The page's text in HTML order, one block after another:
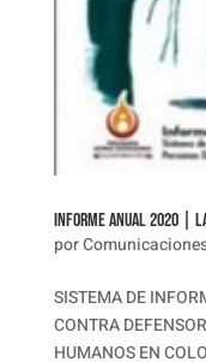
INFORME ANUAL 2020 |
por
SISTEMA DE
CONTRA
HUMANOS EN